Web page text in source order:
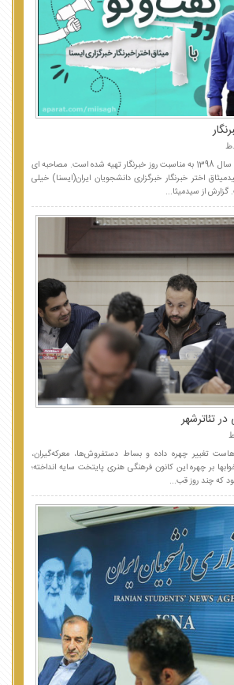
این مصاحبه در 17 مردادماه سال 1398 به مناسبت روز خبرنگار تهیه شده است. مصاحبه ای
اختر خبرنگار خبرگزاری دانشجویان ایران(ایسنا) خیلی
از سیدمیثا...
تئاترشهر
تغییر چهره داده و بساط دستفروش‌ها، معرکه‌گیران،
بر چهره این کانون فرهنگی هنری پایتخت سایه انداخته؛
که چند روز قب...